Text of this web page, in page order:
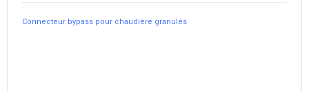
Connecteur bypass pour chaudière granulés